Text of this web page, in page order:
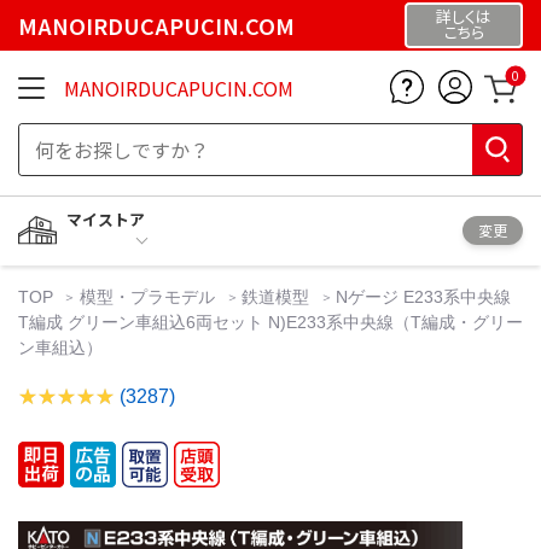
MANOIRDUCAPUCIN.COM 詳しくは
こちら
MANOIRDUCAPUCIN.COM 0
マイストア
変更
TOP 模型・プラモデル 鉄道模型
Nゲージ E233系中央線
T編成 グリーン車組込6両セット N)E233系中央線（T編成・グリー
ン車組込）
(3287)